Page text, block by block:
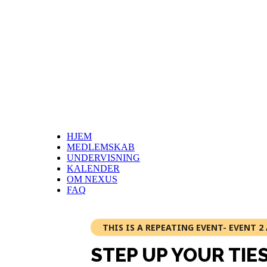
HJEM
MEDLEMSKAB
UNDERVISNING
KALENDER
OM NEXUS
FAQ
THIS IS A REPEATING EVENT- EVENT 2
STEP UP YOUR